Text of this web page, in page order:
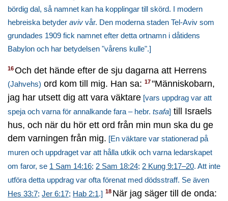
bördig dal, så namnet kan ha kopplingar till skörd. I modern
hebreiska betyder aviv vår. Den moderna staden Tel-Aviv som
grundades 1909 fick namnet efter detta ortnamn i dåtidens
Babylon och har betydelsen "vårens kulle".]
16Och det hände efter de sju dagarna att Herrens
(Jahvehs) ord kom till mig. Han sa: 17"Människobarn,
jag har utsett dig att vara väktare [vars uppdrag var att
speja och varna för annalkande fara – hebr. tsafa] till Israels
hus, och när du hör ett ord från min mun ska du ge
dem varningen från mig. [En väktare var stationerad på
muren och uppdraget var att hålla utkik och varna ledarskapet
om faror, se 1 Sam 14:16; 2 Sam 18:24; 2 Kung 9:17–20. Att inte
utföra detta uppdrag var ofta förenat med dödsstraff. Se även
Hes 33:7; Jer 6:17; Hab 2:1.] 18 När jag säger till de onda: